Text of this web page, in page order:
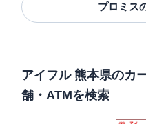
プロミス
アイフル 熊本県のカ
舗・ATMを検索